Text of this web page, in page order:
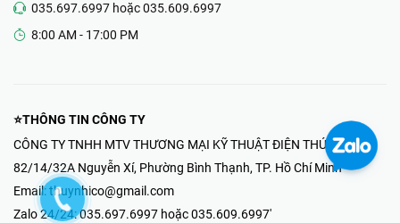
035.697.6997 hoặc 035.609.6997
8:00 AM - 17:00 PM
⭐THÔNG TIN CÔNG TY
CÔNG TY TNHH MTV THƯƠNG MẠI KỸ THUẬT ĐIỆN THÚY NHI
82/14/32A Nguyễn Xí, Phường Bình Thạnh, TP. Hồ Chí Minh
Email: thuynhico@gmail.com
Zalo 24/24:035.697.6997 hoặc 035.609.6997'